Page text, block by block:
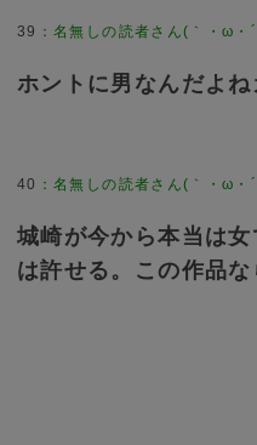
39 ：名無しの読者さん(｀・ω・
ホントに男なんだよね
40 ：名無しの読者さん(｀・ω・
城崎が今から本当は
は許せる。この作品な